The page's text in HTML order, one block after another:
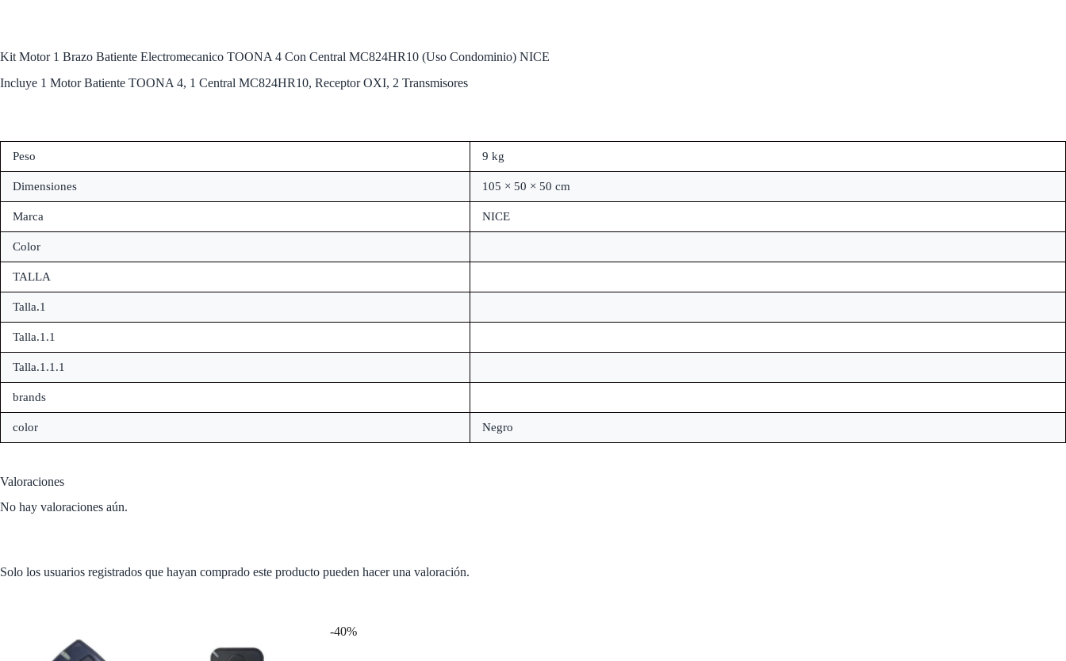
Kit Motor 1 Brazo Batiente Electromecanico TOONA 4 Con Central MC824HR10 (Uso Condominio) NICE
Incluye 1 Motor Batiente TOONA 4, 1 Central MC824HR10, Receptor OXI, 2 Transmisores
Peso 9 kg
Dimensiones 105 × 50 × 50 cm
Marca NICE
Color
TALLA
Talla.1
Talla.1.1
Talla.1.1.1
brands
color Negro
Valoraciones
No hay valoraciones aún.
Solo los usuarios registrados que hayan comprado este producto pueden hacer una valoración.
-40%